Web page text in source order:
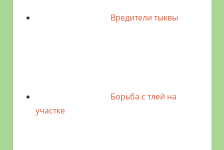
Вредители тыквы
Борьба с тлей на
участке